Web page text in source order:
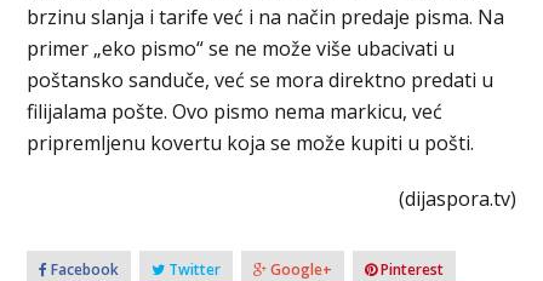
brzinu slanja i tarife već i na način predaje pisma. Na
primer „eko pismo“ se ne može više ubacivati u
poštansko sanduče, već se mora direktno predati u
filijalama pošte. Ovo pismo nema markicu, već
pripremljenu kovertu koja se može kupiti u pošti.
(dijaspora.tv)
Facebook Twitter Google+ Pinterest